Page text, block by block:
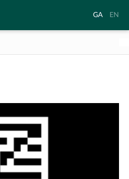
Aistrigh
Gaeilge
GA
to
EN